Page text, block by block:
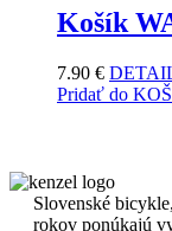
Košík
7.90 €
Pridať do
Slovenské
rokov ponúkajú